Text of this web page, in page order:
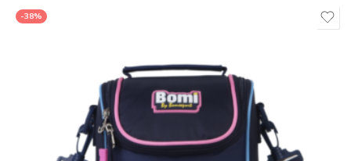
-38%